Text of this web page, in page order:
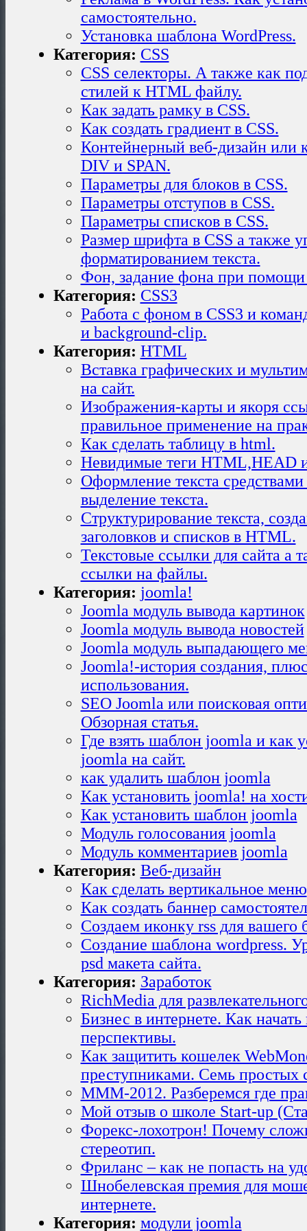
самостоятельно.
Установка шаблона WordPress.
Категория: CSS
CSS селекторы. А также как
стилей к HTML файлу.
Как задать рамку в CSS.
Как создать градиент в CSS.
Контейнерный веб-дизайн или
DIV и SPAN.
Параметры для блоков в CSS.
Параметры отступов в CSS.
Параметры списков в CSS.
Размер шрифта в CSS а также
форматированием текста.
Фон, задание фона при помощи
Категория: CSS3
Работа с фоном в CSS3 и
и background-clip.
Категория: HTML
Вставка графических и
на сайт.
Изображения-карты и якоря
правильное применение на
Как сделать таблицу в html.
Невидимые теги HTML,HEAD
Оформление текста
выделение текста.
Структурирование текста,
заголовков и списков в HTML.
Текстовые ссылки для сайта а
ссылки на файлы.
Категория: joomla!
Joomla модуль вывода картинок
Joomla модуль вывода новостей
Joomla модуль выпадающего
Joomla!-история создания,
использования.
SEO Joomla или поисковая
Обзорная статья.
Где взять шаблон joomla и как
joomla на сайт.
как удалить шаблон joomla
Как установить joomla! на
Как установить шаблон joomla
Модуль голосования joomla
Модуль комментариев joomla
Категория: Веб-дизайн
Как сделать вертикальное меню
Как создать баннер
Создаем иконку rss для вашего
Создание шаблона wordpress.
psd макета сайта.
Категория: Заработок
RichMedia для
Бизнес в интернете. Как начать
перспективы.
Как защитить кошелек
преступниками. Семь простых
МММ-2012. Разберемся где
Мой отзыв о школе Start-up
Форекс-лохотрон! Почему
стереотип.
Фриланс – как не попасть на
Шнобелевская премия для
интернете.
Категория: модули joomla